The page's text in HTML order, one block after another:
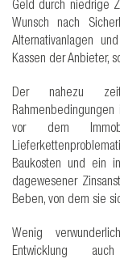
Geld durch niedrige
Wunsch nach
Alternativanlagen
Kassen der Anbieter,
Der nahezu
vor dem
Baukosten und ein
dagewesener
Beben, von dem sie
Wenig
Entwicklung